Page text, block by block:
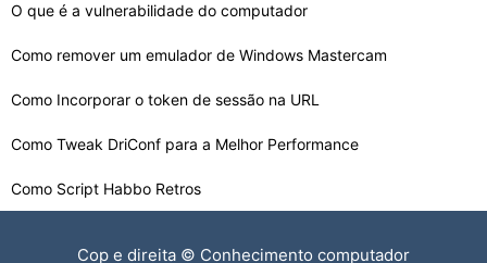
Como editar uma UniteU Carrinho
Como configurar um cartão SD para um X86 Android
Como executar o iTunes do Jolicloud
O que é a vulnerabilidade do computador
Como remover um emulador de Windows Mastercam
Como Incorporar o token de sessão na URL
Como Tweak DriConf para a Melhor Performance
Como Script Habbo Retros
Cop e direita © Conhecimento computador